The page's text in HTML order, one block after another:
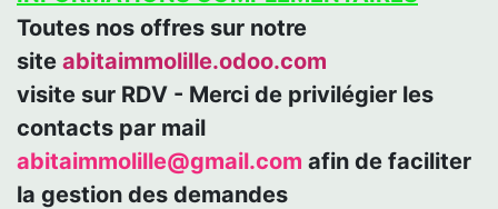
Toutes nos offres sur notre
site abitaimmolille.odoo.com
visite sur RDV - Merci de privilégier les
contacts par mail
abitaimmolille@gmail.com afin de faciliter
la gestion des demandes